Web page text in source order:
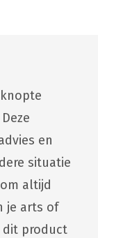
en
situatie
altijd
je arts of
dit product